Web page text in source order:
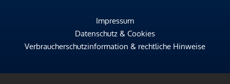
Impressum
Datenschutz & Cookies
Verbraucherschutzinformation & rechtliche Hinweise